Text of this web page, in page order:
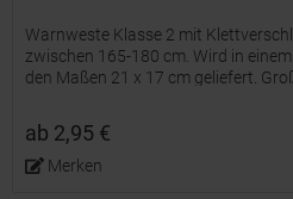
Warnweste Klasse 2 mit
zwischen 165-180 cm. Wird in
den Maßen 21 x 17 cm geliefert.
ab 2,95 €
Merken